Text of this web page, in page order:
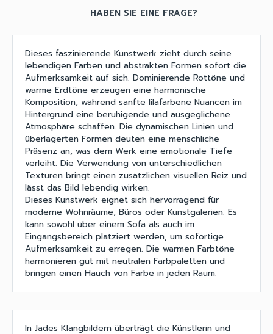
HABEN SIE EINE FRAGE?
Dieses faszinierende Kunstwerk zieht durch seine
lebendigen Farben und abstrakten Formen sofort die
Aufmerksamkeit auf sich. Dominierende Rottöne und
warme Erdtöne erzeugen eine harmonische
Komposition, während sanfte lilafarbene Nuancen im
Hintergrund eine beruhigende und ausgeglichene
Atmosphäre schaffen. Die dynamischen Linien und
überlagerten Formen deuten eine menschliche
Präsenz an, was dem Werk eine emotionale Tiefe
verleiht. Die Verwendung von unterschiedlichen
Texturen bringt einen zusätzlichen visuellen Reiz und
lässt das Bild lebendig wirken.
Dieses Kunstwerk eignet sich hervorragend für
moderne Wohnräume, Büros oder Kunstgalerien. Es
kann sowohl über einem Sofa als auch im
Eingangsbereich platziert werden, um sofortige
Aufmerksamkeit zu erregen. Die warmen Farbtöne
harmonieren gut mit neutralen Farbpaletten und
bringen einen Hauch von Farbe in jeden Raum.
In Jades Klangbildern überträgt die Künstlerin und